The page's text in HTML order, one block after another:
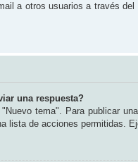
a otros usuarios a través
una respuesta?
tema". Para publicar
lista de acciones permitidas.